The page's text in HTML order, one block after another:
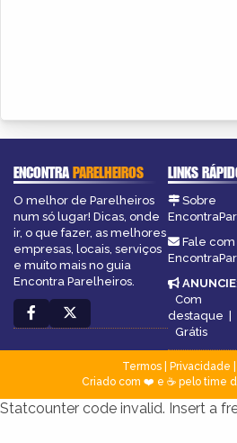
ENCONTRAPARELHEIROS
O melhor de Parelheiros
num só lugar! Dicas, onde
ir, o que fazer, as melhores
empresas, locais, serviços
e muito mais no guia
Encontra Parelheiros.
LINKS
Sobre
Fale com
ANUNCIE:
Com
destaque |
Grátis
Termos| Privacidade
Criado com ❤️ e ☕ pelo time
Statcounter code invalid. Insert a